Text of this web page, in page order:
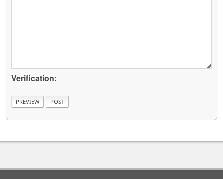
Verification: